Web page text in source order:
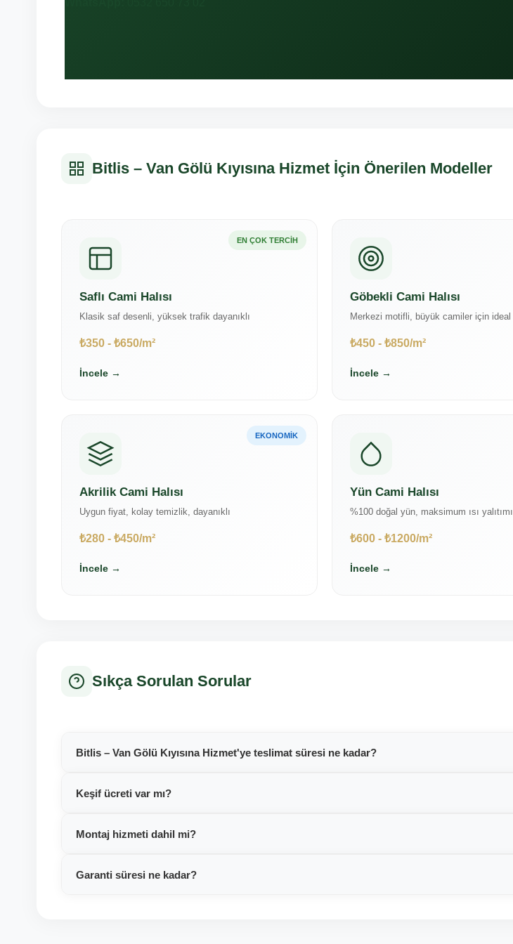
Bitlis – Van Gölü Kıyısına Hizmet İçin Önerilen Modeller
EN ÇOK TERCIH
Saflı Cami Halısı
Klasik saf desenli, yüksek trafik dayanıklı
₺350 - ₺650/m²
İncele →
Göbekli Cami Halısı
Merkezi motifli, büyük camiler için ideal
₺450 - ₺850/m²
İncele →
EKONOMIK
Akrilik Cami Halısı
Uygun fiyat, kolay temizlik, dayanıklı
₺280 - ₺450/m²
İncele →
Yün Cami Halısı
%100 doğal yün, maksimum ısı yalıtımı
₺600 - ₺1200/m²
İncele →
Sıkça Sorulan Sorular
Bitlis – Van Gölü Kıyısına Hizmet'ye teslimat süresi ne kadar?
Keşif ücreti var mı?
Montaj hizmeti dahil mi?
Garanti süresi ne kadar?